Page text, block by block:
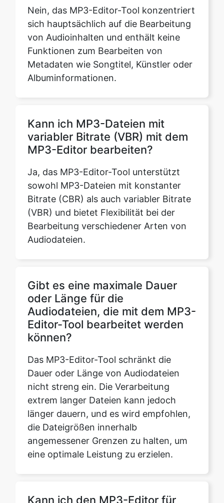
Funktionen zum Bearbeiten von
Metadaten wie Songtitel, Künstler oder
Albuminformationen.
Kann ich MP3-Dateien mit
Ja, das MP3-Editor-Tool unterstützt
sowohl MP3-Dateien mit konstanter
Bitrate (CBR) als auch variabler Bitrate
(VBR) und bietet Flexibilität bei der
Bearbeitung verschiedener Arten von
Audiodateien.
Gibt es eine maximale Dauer
Editor-Tool bearbeitet werden
können?
Das MP3-Editor-Tool schränkt die
Dauer oder Länge von Audiodateien
nicht streng ein. Die Verarbeitung
extrem langer Dateien kann jedoch
länger dauern, und es wird empfohlen,
die Dateigrößen innerhalb
angemessener Grenzen zu halten, um
eine optimale Leistung zu erzielen.
Kann ich den MP3-Editor für
Sprachaufnahmen verwenden?